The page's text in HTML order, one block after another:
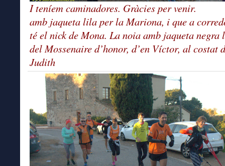
I teníem caminadores. Gràcies per venir.
amb jaqueta lila per la Mariona, i que a
té el nick de Mona. La noia amb jaqueta
del Mossenaire d’honor, d’en Víctor, al costat
Judith